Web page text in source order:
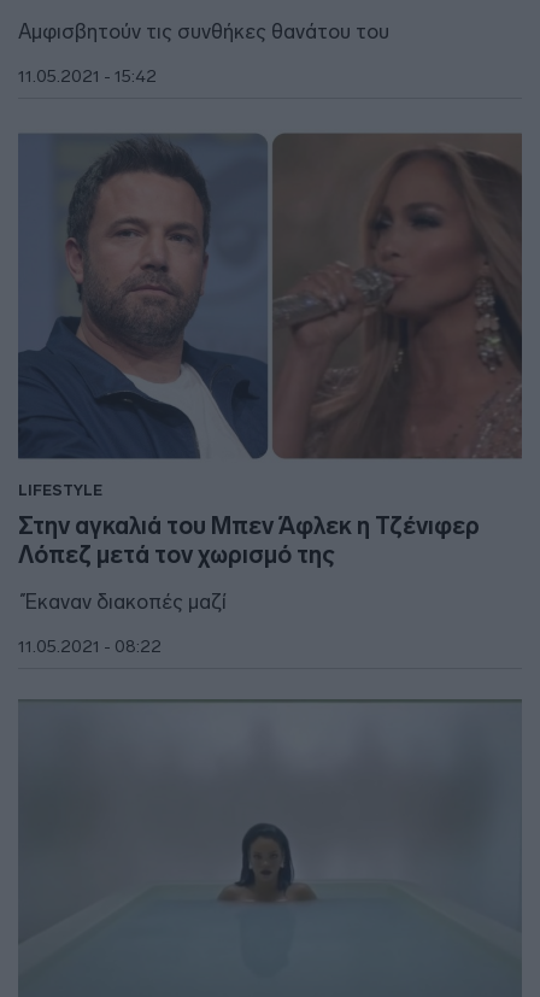
Αμφισβητούν τις συνθήκες θανάτου του
11.05.2021 - 15:42
LIFESTYLE
Στην αγκαλιά του Μπεν Άφλεκ η Τζένιφερ
Λόπεζ μετά τον χωρισμό της
΄Έκαναν διακοπές μαζί
11.05.2021 - 08:22